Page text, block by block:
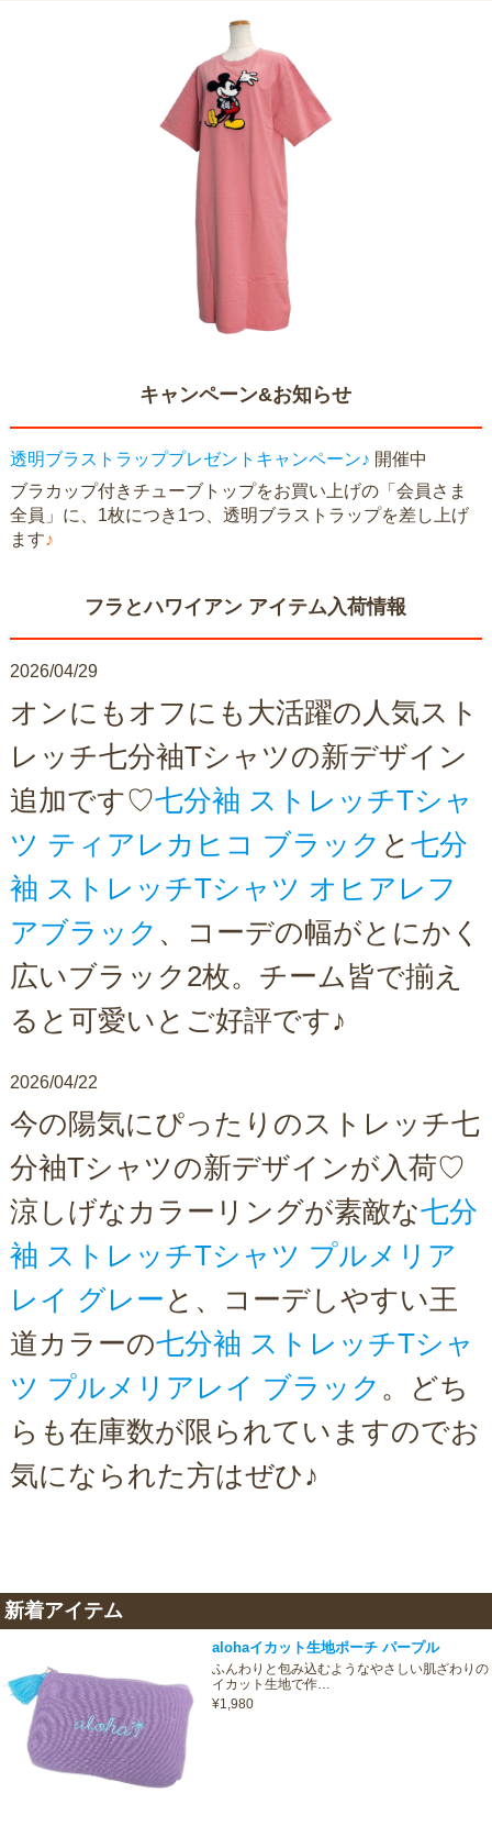
キャンペーン&お知らせ
透明ブラストラッププレゼントキャンペーン♪ 開催中
ブラカップ付きチューブトップをお買い上げの「会員さま
全員」に、1枚につき1つ、透明ブラストラップを差し上げ
ます♪
フラとハワイアン アイテム入荷情報
2026/04/29
オンにもオフにも大活躍の人気スト
レッチ七分袖Tシャツの新デザイン
追加です♡七分袖 ストレッチTシャ
ツ ティアレカヒコ ブラック と 七分
袖 ストレッチTシャツ オヒアレフ
アブラック 、コーデの幅がとにかく
広いブラック2枚。チーム皆で揃え
ると可愛いとご好評です♪
2026/04/22
今の陽気にぴったりのストレッチ七
分袖Tシャツの新デザインが入荷♡
涼しげなカラーリングが素敵な七分
袖 ストレッチTシャツ プルメリア
レイ グレー と、コーデしやすい王
道カラーの七分袖 ストレッチTシャ
ツ プルメリアレイ ブラック 。どち
らも在庫数が限られていますのでお
気になられた方はぜひ♪
新着アイテム
alohaイカット生地ポーチ パープル
ふんわりと包み込むようなやさしい肌ざわりの
イカット生地で作…
¥1,980